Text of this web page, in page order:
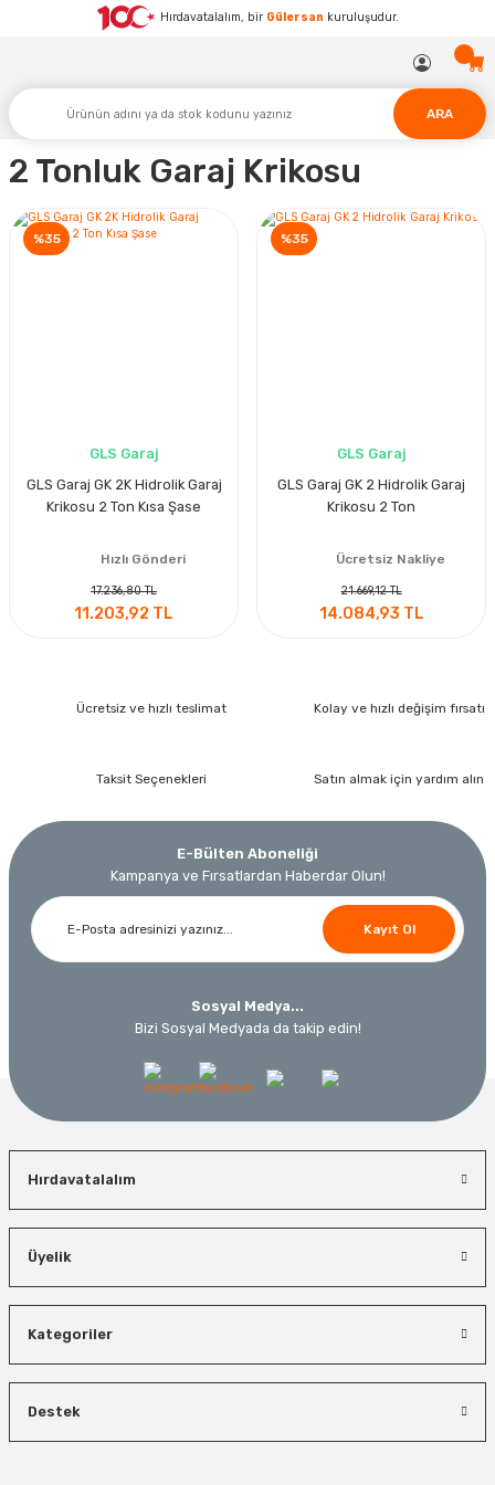
Hırdavatalalım, bir Gülersan kuruluşudur.
ARA
2 Tonluk Garaj Krikosu
%35
GLS Garaj
GLS Garaj GK 2K Hidrolik Garaj
Krikosu 2 Ton Kısa Şase
Hızlı Gönderi
17.236,80 TL
11.203,92 TL
%35
GLS Garaj
GLS Garaj GK 2 Hidrolik Garaj
Krikosu 2 Ton
Ücretsiz Nakliye
21.669,12 TL
14.084,93 TL
Ücretsiz ve hızlı teslimat Kolay ve hızlı değişim fırsatı
Taksit Seçenekleri Satın almak için yardım alın
E-Bülten Aboneliği
Kampanya ve Fırsatlardan Haberdar Olun!
Kayıt Ol
Sosyal Medya...
Bizi Sosyal Medyada da takip edin!
Hırdavatalalım
Üyelik
Kategoriler
Destek